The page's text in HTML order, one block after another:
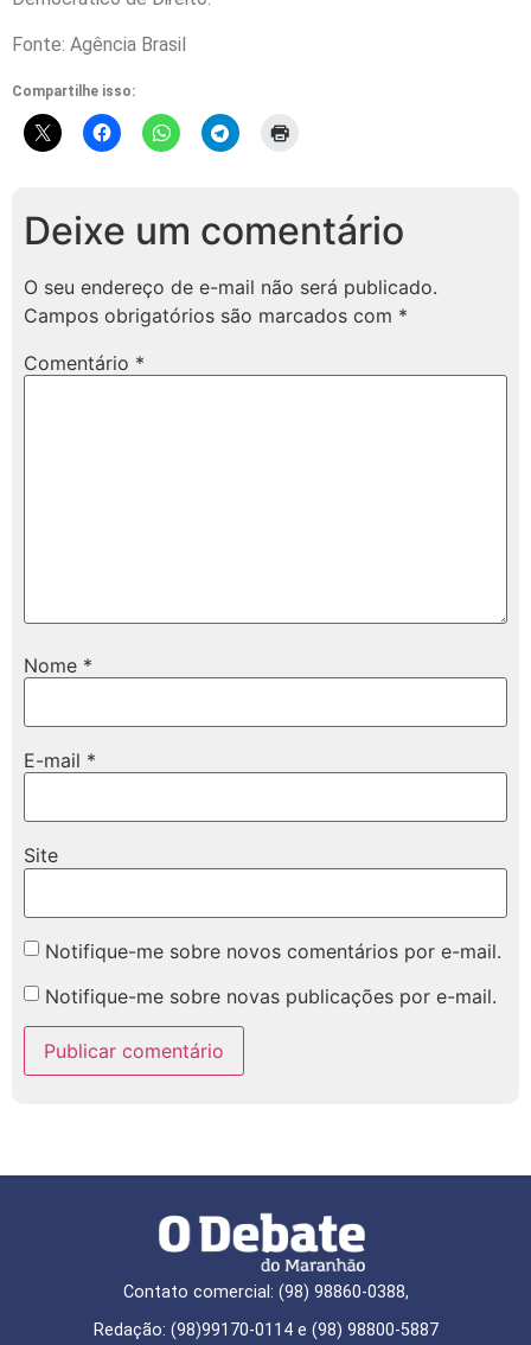
Fonte: Agência Brasil
Compartilhe isso:
Deixe um comentário
O seu endereço de e-mail não será publicado.
Campos obrigatórios são marcados com *
Comentário *
Nome *
E-mail *
Site
Notifique-me sobre novos comentários por e-mail.
Notifique-me sobre novas publicações por e-mail.
Contato comercial: (98) 98860-0388,
Redação: (98)99170-0114 e (98) 98800-5887